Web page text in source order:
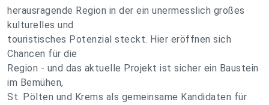
herausragende Region in der ein unermesslich großes
kulturelles und
touristisches Potenzial steckt. Hier eröffnen sich
Chancen für die
Region - und das aktuelle Projekt ist sicher ein Baustein
im Bemühen,
St. Pölten und Krems als gemeinsame Kandidaten für